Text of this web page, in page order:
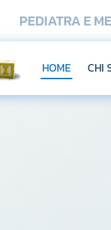
PEDIATRA E
HOME CHI